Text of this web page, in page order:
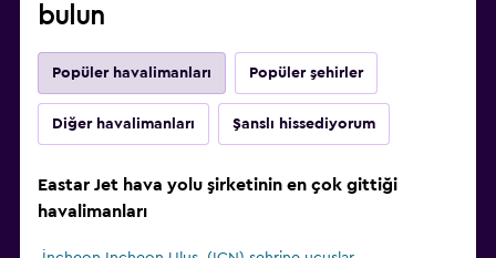
bulun
Popüler havalimanları Popüler şehirler
Diğer havalimanları Şanslı hissediyorum
Eastar Jet hava yolu şirketinin en çok gittiği
havalimanları